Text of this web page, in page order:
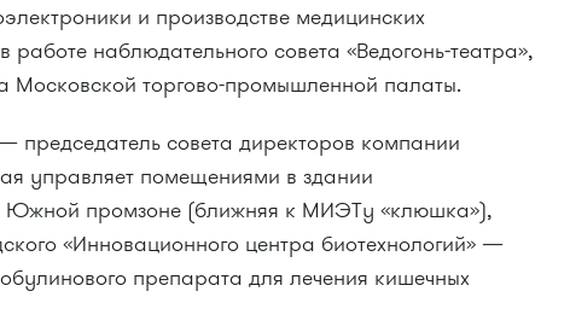
и производстве медицинских
работе наблюдательного совета «Ведогонь-театра»,
Московской торгово-промышленной палаты.
председатель совета директоров компании
управляет помещениями в здании
промзоне (ближняя к МИЭТу «клюшка»),
«Инновационного центра биотехнологий» —
препарата для лечения кишечных